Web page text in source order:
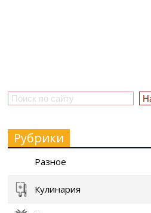
Рубрики
Разное
Кулинария